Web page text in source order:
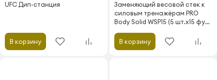
UFC Дип-станция
В корзину
Заменяющий весовой стек к
силовым тренажёрам PRO
Body Solid WSP15 (5 шт.х15 фунт
В корзину